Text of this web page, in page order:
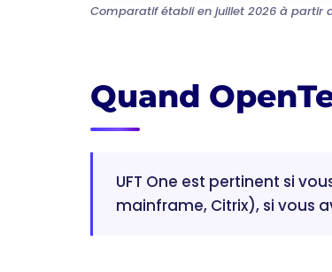
Comparatif établi en juillet 2026 à partir
Quand
UFT One est pertinent si
mainframe, Citrix), si vous